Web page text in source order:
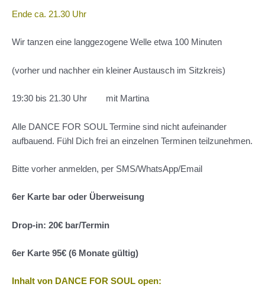
Ende ca. 21.30 Uhr
Wir tanzen eine langgezogene Welle etwa 100 Minuten
(vorher und nachher ein kleiner Austausch im Sitzkreis)
19:30 bis 21.30 Uhr mit Martina
Alle DANCE FOR SOUL Termine sind nicht aufeinander
aufbauend. Fühl Dich frei an einzelnen Terminen teilzunehmen.
Bitte vorher anmelden, per SMS/WhatsApp/Email
6er Karte bar oder Überweisung
Drop-in: 20€ bar/Termin
6er Karte 95€ (6 Monate gültig)
Inhalt von DANCE FOR SOUL open: